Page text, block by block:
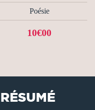
Poésie
10€00
RÉSUMÉ